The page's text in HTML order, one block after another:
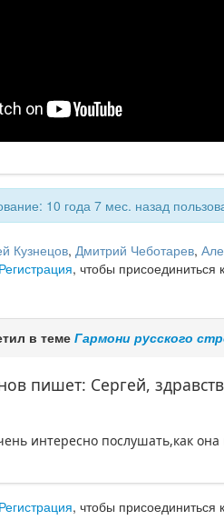
10 года 7 мес. назад
Кузнецов,Дмитрий Чеботарев,
Регистрация, чтобы присоединиться
в темеГармони русского
пишет: Сергей,
интересно послушать,как она
Регистрация, чтобы присоединиться